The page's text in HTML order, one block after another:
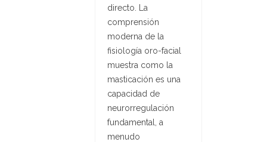
directo. La
comprensión
moderna de la
fisiología oro-facial
muestra como la
masticación es una
capacidad de
neurorregulación
fundamental, a
menudo